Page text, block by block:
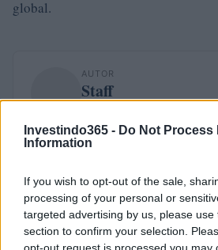
Investindo365 - Do Not Process
Information
If you wish to opt-out of the sale,
processing of your personal or
targeted advertising by us, please
section to confirm your selection.
global.
AUTOR
Staff